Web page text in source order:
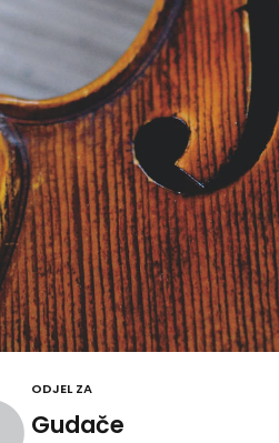
ODJEL ZA
Gudače